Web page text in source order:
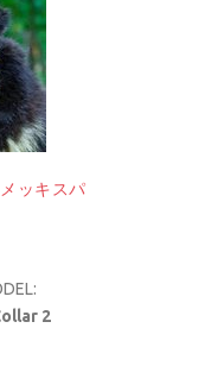
ッキスパ
2